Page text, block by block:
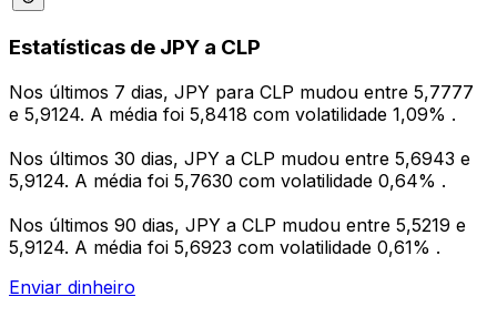
Estatísticas de JPY a CLP
Nos últimos 7 dias, JPY para CLP mudou entre 5,7777
e 5,9124. A média foi 5,8418 com volatilidade 1,09% .
Nos últimos 30 dias, JPY a CLP mudou entre 5,6943 e
5,9124. A média foi 5,7630 com volatilidade 0,64% .
Nos últimos 90 dias, JPY a CLP mudou entre 5,5219 e
5,9124. A média foi 5,6923 com volatilidade 0,61% .
Enviar dinheiro